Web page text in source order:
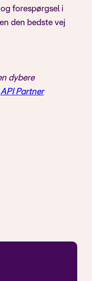
forespørgsel i
den bedste vej
dybere
API Partner